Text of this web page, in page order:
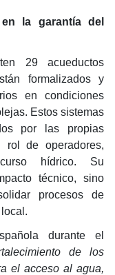
la garantía del
29 acueductos
formalizados y
en condiciones
Estos sistemas
por las propias
rol de operadores,
hídrico. Su
técnico, sino
procesos de
durante el
de los
el acceso al agua,